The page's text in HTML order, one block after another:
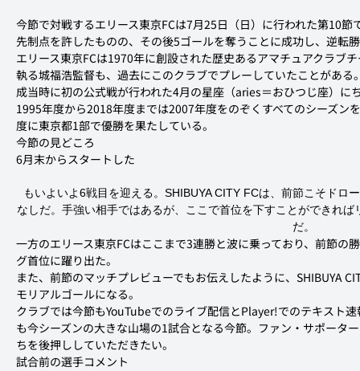
今節で対戦するエリース東京FCは7月25日（日）に行われた第10節
先制点を許したものの、その後5ゴールを奪うことに成功し、逆転
エリース東京FCは1970年に創設された歴史あるアマチュアクラブ
執る城福浩監督も、過去にこのクラブでプレーしていたことがあ
成当時に初の公式戦が行われた4月の星座（aries＝おひつじ座）に
1995年度から2018年度までは2007年度をのぞくすべてのシーズン
度に東京都1部で優勝を果たしている。
今節の見どころ
6月末からスタートした
なしだ。手強い相手ではあるが、ここで首位を下すことができれ
だ。
一方のエリース東京FCはここまで3連勝と波に乗っており、前節の
グ首位に躍り出た。
また、前節のマッチプレビューでもお伝えしたように、SHIBUYA
モリアルゴールになる。
クラブでは今節もYouTubeでのライブ配信とPlayer!でのテキスト
も今シーズンの大きな山場の1試合となる今節。ファン・サポータ
ちを後押ししていただきたい。
試合前の選手コメント